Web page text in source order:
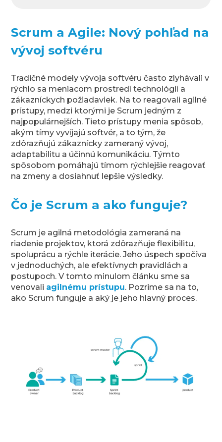
Scrum a Agile: Nový pohľad na
vývoj softvéru
Tradičné modely vývoja softvéru často zlyhávali v
rýchlo sa meniacom prostredí technológií a
zákazníckych požiadaviek. Na to reagovali agilné
prístupy, medzi ktorými je Scrum jedným z
najpopulárnejších. Tieto prístupy menia spôsob,
akým tímy vyvíjajú softvér, a to tým, že
zdôrazňujú zákaznícky zameraný vývoj,
adaptabilitu a účinnú komunikáciu. Týmto
spôsobom pomáhajú tímom rýchlejšie reagovať
na zmeny a dosiahnuť lepšie výsledky.
Čo je Scrum a ako funguje?
Scrum je agilná metodológia zameraná na
riadenie projektov, ktorá zdôrazňuje flexibilitu,
spoluprácu a rýchle iterácie. Jeho úspech spočíva
v jednoduchých, ale efektívnych pravidlách a
postupoch. V tomto minulom článku sme sa
venovali agilnému prístupu. Pozrime sa na to,
ako Scrum funguje a aký je jeho hlavný proces.